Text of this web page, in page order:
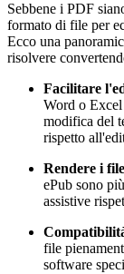
Sebbene i PDF
formato di file per
Ecco una
risolvere
Facilitare
Word o
modifica del
rispetto
Rendere i
ePub sono
assistive
file
software